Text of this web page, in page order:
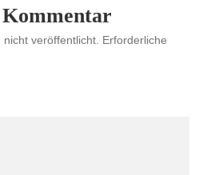
Kommentar
nicht veröffentlicht. Erforderliche